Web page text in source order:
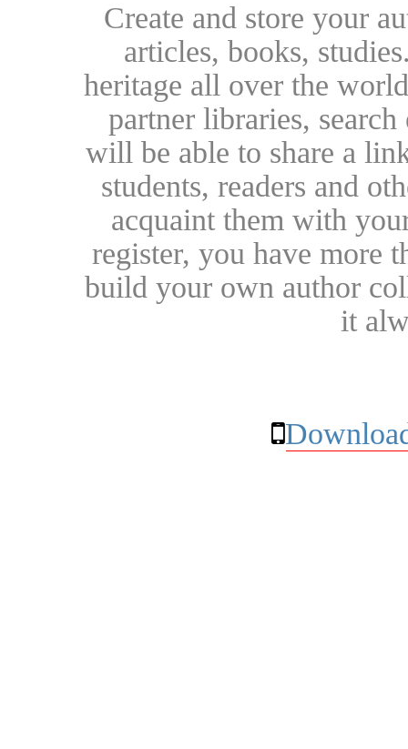
Create and store your
articles, books,
heritage all over the
partner libraries,
will be able to share a
students, readers and
acquaint them with
register, you have more
build your own author
it